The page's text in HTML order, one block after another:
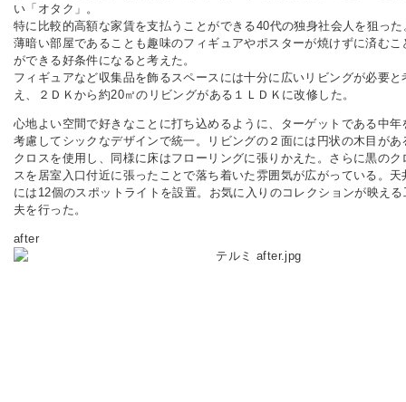
い「オタク」。
特に比較的高額な家賃を支払うことができる40代の独身社会人を狙った
薄暗い部屋であることも趣味のフィギュアやポスターが焼けずに済むこ
ができる好条件になると考えた。
フィギュアなど収集品を飾るスペースには十分に広いリビングが必要と
え、２ＤＫから約20㎡のリビングがある１ＬＤＫに改修した。
心地よい空間で好きなことに打ち込めるように、ターゲットである中年
考慮してシックなデザインで統一。リビングの２面には円状の木目があ
クロスを使用し、同様に床はフローリングに張りかえた。さらに黒のク
スを居室入口付近に張ったことで落ち着いた雰囲気が広がっている。天
には12個のスポットライトを設置。お気に入りのコレクションが映える
夫を行った。
after